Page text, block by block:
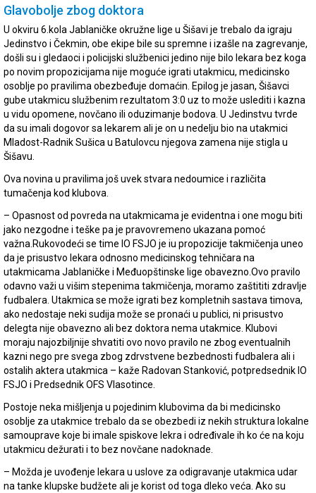
Glavobolje zbog doktora
U okviru 6.kola Jablaničke okružne lige u Šišavi je trebalo da igraju
Jedinstvo i Čekmin, obe ekipe bile su spremne i izašle na zagrevanje,
došli su i gledaoci i policijski službenici jedino nije bilo lekara bez koga
po novim propozicijama nije moguće igrati utakmicu, medicinsko
osoblje po pravilima obezbeđuje domaćin. Epilog je jasan, Šišavci
gube utakmicu službenim rezultatom 3:0 uz to može uslediti i kazna
u vidu opomene, novčano ili oduzimanje bodova. U Jedinstvu tvrde
da su imali dogovor sa lekarem ali je on u nedelju bio na utakmici
Mladost-Radnik Sušica u Batulovcu njegova zamena nije stigla u
Šišavu.
Ova novina u pravilima još uvek stvara nedoumice i različita
tumačenja kod klubova.
– Opasnost od povreda na utakmicama je evidentna i one mogu biti
jako nezgodne i teške pa je pravovremeno ukazana pomoć
važna.Rukovodeći se time IO FSJO je iu propozicije takmičenja uneo
da je prisustvo lekara odnosno medicinskog tehničara na
utakmicama Jablaničke i Međuopštinske lige obavezno.Ovo pravilo
odavno važi u višim stepenima takmičenja, moramo zaštititi zdravlje
fudbalera. Utakmica se može igrati bez kompletnih sastava timova,
ako nedostaje neki sudija može se pronaći u publici, ni prisustvo
delegta nije obavezno ali bez doktora nema utakmice. Klubovi
moraju najozbiljnije shvatiti ovo novo pravilo ne zbog eventualnih
kazni nego pre svega zbog zdrvstvene bezbednosti fudbalera ali i
ostalih aktera utakmica – kaže Radovan Stanković, potpredsednik IO
FSJO i Predsednik OFS Vlasotince.
Postoje neka mišljenja u pojedinim klubovima da bi medicinsko
osoblje za utakmice trebalo da se obezbedi iz nekih struktura lokalne
samouprave koje bi imale spiskove lekra i određivale ih ko će na koju
utakmicu dežurati i to bez novčane nadoknade.
– Možda je uvođenje lekara u uslove za odigravanje utakmica udar
na tanke klupske budžete ali je korist od toga dleko veća. Ako su